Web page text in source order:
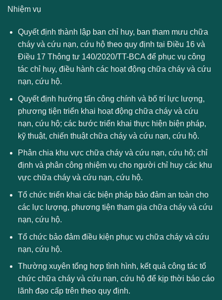
Nhiệm vụ
Quyết định thành lập ban chỉ huy, ban tham mưu chữa
cháy và cứu nạn, cứu hộ theo quy định tại Điều 16 và
Điều 17 Thông tư 140/2020/TT-BCA để phục vụ công
tác chỉ huy, điều hành các hoạt động chữa cháy và cứu
nạn, cứu hộ.
Quyết định hướng tấn công chính và bố trí lực lượng,
phương tiện triển khai hoạt động chữa cháy và cứu
nạn, cứu hộ; các bước triển khai thực hiện biện pháp,
kỹ thuật, chiến thuật chữa cháy và cứu nạn, cứu hộ.
Phân chia khu vực chữa cháy và cứu nạn, cứu hộ; chỉ
định và phân công nhiệm vụ cho người chỉ huy các khu
vực chữa cháy và cứu nạn, cứu hộ.
Tổ chức triển khai các biện pháp bảo đảm an toàn cho
các lực lượng, phương tiện tham gia chữa cháy và cứu
nạn, cứu hộ.
Tổ chức bảo đảm điều kiện phục vụ chữa cháy và cứu
nạn, cứu hộ.
Thường xuyên tổng hợp tình hình, kết quả công tác tổ
chức chữa cháy và cứu nạn, cứu hộ để kịp thời báo cáo
lãnh đạo cấp trên theo quy định.